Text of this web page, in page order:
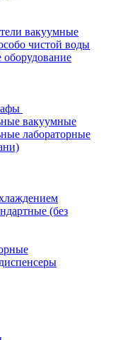
вакуумные
чистой воды
вакуумные
лабораторные
(без